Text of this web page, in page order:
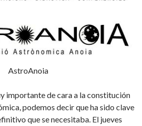
AstroAnoia
importante de cara a la constitución
podemos decir que ha sido clave
que se necesitaba. El jueves